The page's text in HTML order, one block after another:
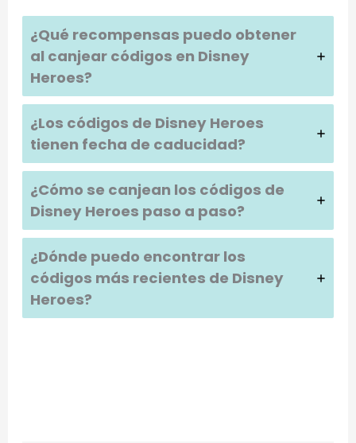
¿Qué recompensas puedo obtener
al canjear códigos en Disney
Heroes?
¿Los códigos de Disney Heroes
tienen fecha de caducidad?
¿Cómo se canjean los códigos de
Disney Heroes paso a paso?
¿Dónde puedo encontrar los
códigos más recientes de Disney
Heroes?